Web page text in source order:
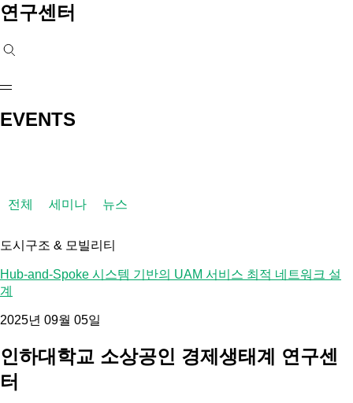
연구센터
EVENTS
전체 세미나 뉴스
도시구조 & 모빌리티
Hub-and-Spoke 시스템 기반의 UAM 서비스 최적 네트워크 설
계
2025년 09월 05일
인하대학교 소상공인 경제생태계 연구센
터